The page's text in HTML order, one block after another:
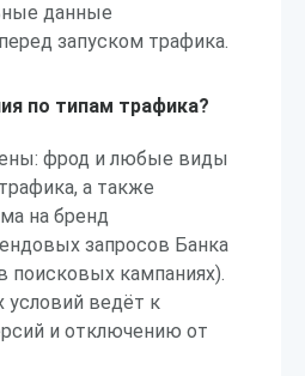
данные
запуском трафика.
по типам трафика?
фрод и любые виды
а также
на бренд
запросов Банка
кампаниях).
ведёт к
и отключению от